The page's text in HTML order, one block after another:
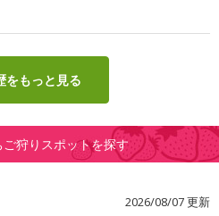
をもっと見る
狩りスポットを探す
2026/08/07 更新